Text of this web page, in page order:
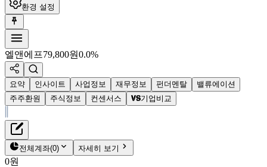
환경 설정
엘앤에프79,800원0.0%
요약 인사이트 사업정보 재무정보 펀더멘탈
밸류에이션
주주환원
주식정보 컨센서스 기업비교
엘앤에프
재무정보
펀더멘탈
밸류에이션
전체계좌(0) 자세히 보기
0원